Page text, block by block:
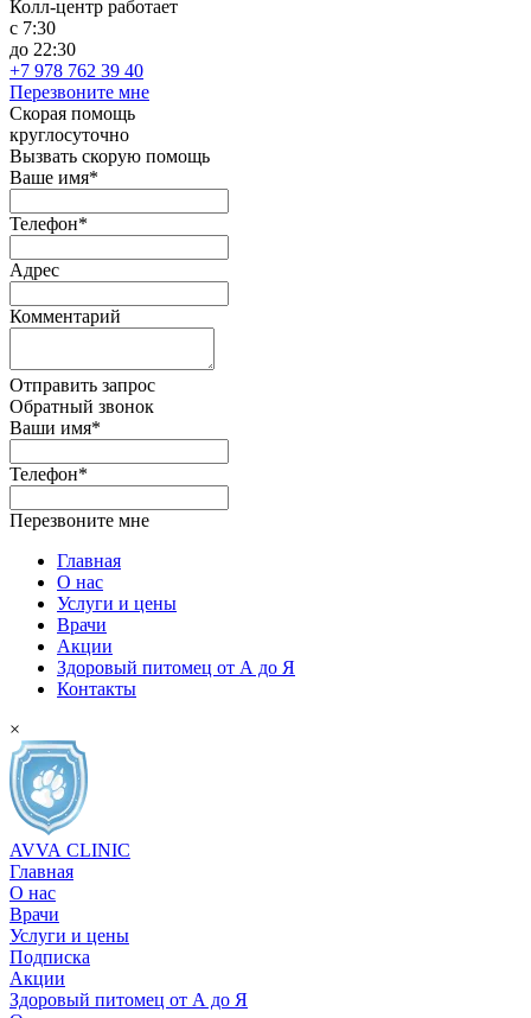
Колл-центр работает
с 7:30
до 22:30
+7 978 762 39 40
Перезвоните мне
Скорая помощь
круглосуточно
Вызвать скорую помощь
Ваше имя*
Телефон*
Адрес
Комментарий
Отправить запрос
Обратный звонок
Ваши имя*
Телефон*
Перезвоните мне
Главная
О нас
Услуги и цены
Врачи
Акции
Здоровый питомец от А до Я
Контакты
×
AVVA CLINIC
Главная
О нас
Врачи
Услуги и цены
Подписка
Акции
Здоровый питомец от А до Я